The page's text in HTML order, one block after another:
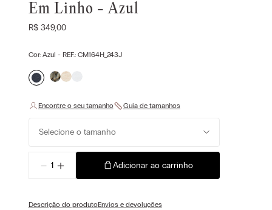
Em Linho - Azul
R$ 349,00
Cor: Azul - REF.: CM164H_243J
Selecione o tamanho
＋
－ Adicionar ao carrinho
Descrição do produtoEnvios e devoluções